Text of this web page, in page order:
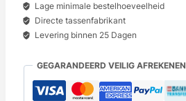
Lage minimale bestelhoeveelheid
Directe tassenfabrikant
Levering binnen 25 Dagen
GEGARANDEERD VEILIG AFREKENEN